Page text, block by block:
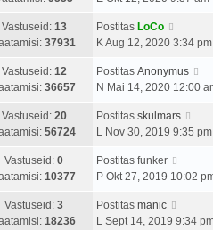
Vastuseid: 13
37931
Postitas LoCo
K Aug 12, 2020 3:34 pm
Vastuseid: 12
36657
Postitas Anonymus
N Mai 14, 2020 12:00
Vastuseid: 20
56724
Postitas skulmars
L Nov 30, 2019 9:35 pm
Vastuseid: 0
10377
Postitas funker
P Okt 27, 2019 10:02
Vastuseid: 3
18236
Postitas manic
L Sept 14, 2019 9:34